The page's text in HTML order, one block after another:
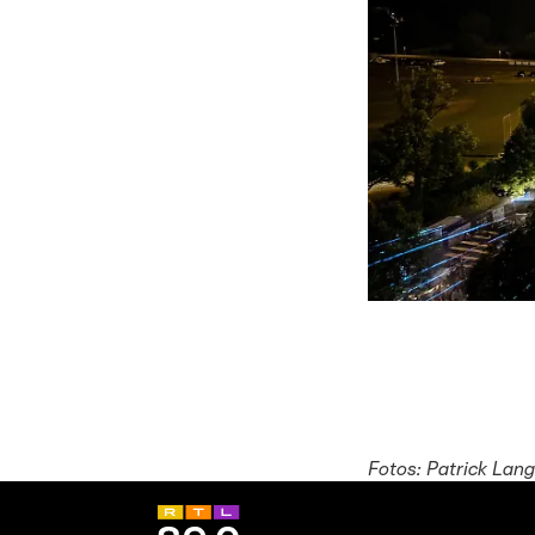
Fotos: Patrick